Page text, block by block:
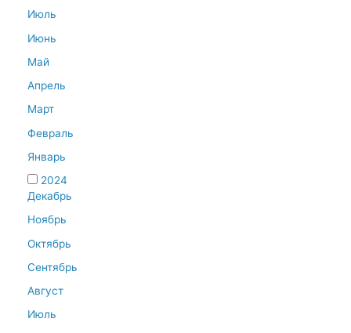
Июль
Июнь
Май
Апрель
Март
Февраль
Январь
2024
Декабрь
Ноябрь
Октябрь
Сентябрь
Август
Июль